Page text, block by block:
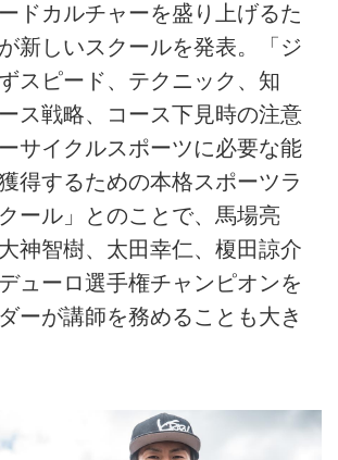
ドカルチャーを盛り上げるた
新しいスクールを発表。「ジ
スピード、テクニック、知
ス戦略、コース下見時の注意
サイクルスポーツに必要な能
得するための本格スポーツラ
ール」とのことで、馬場亮
神智樹、太田幸仁、榎田諒介
ューロ選手権チャンピオンを
ーが講師を務めることも大き